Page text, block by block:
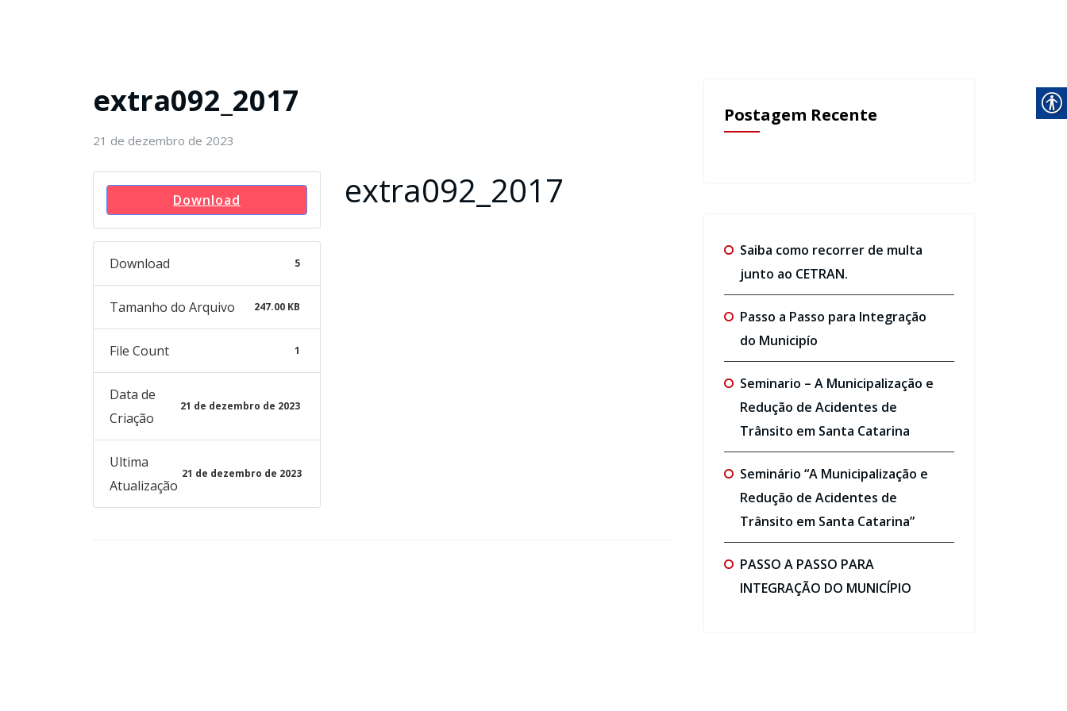
extra092_2017
21 de dezembro de 2023
Download
Download 5
Tamanho do Arquivo 247.00 KB
File Count 1
Data de
Criação
21 de dezembro de 2023
Ultima
Atualização
21 de dezembro de 2023
extra092_2017
Postagem Recente
Saiba como recorrer de multa
junto ao CETRAN.
Passo a Passo para Integração
do Municipío
Seminario – A Municipalização e
Redução de Acidentes de
Trânsito em Santa Catarina
Seminário “A Municipalização e
Redução de Acidentes de
Trânsito em Santa Catarina”
PASSO A PASSO PARA
INTEGRAÇÃO DO MUNICÍPIO